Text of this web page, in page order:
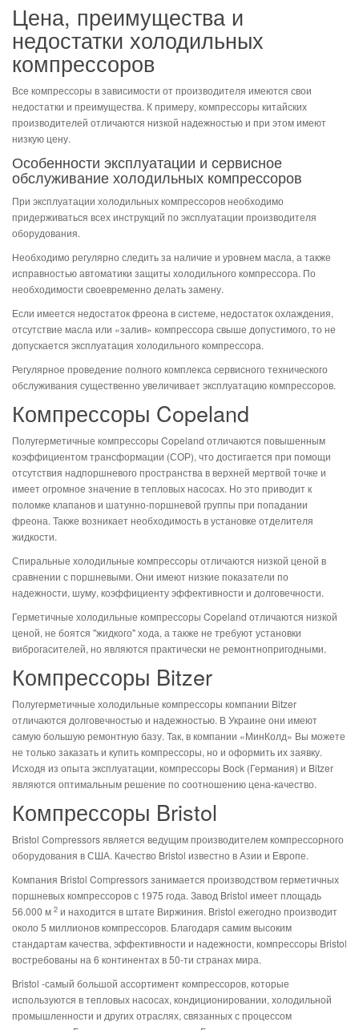
Цена, преимущества и
недостатки холодильных
компрессоров
Все компрессоры в зависимости от производителя имеются свои
недостатки и преимущества. К примеру, компрессоры китайских
производителей отличаются низкой надежностью и при этом имеют
низкую цену.
Особенности эксплуатации и сервисное
обслуживание холодильных компрессоров
При эксплуатации холодильных компрессоров необходимо
придерживаться всех инструкций по эксплуатации производителя
оборудования.
Необходимо регулярно следить за наличие и уровнем масла, а также
исправностью автоматики защиты холодильного компрессора. По
необходимости своевременно делать замену.
Если имеется недостаток фреона в системе, недостаток охлаждения,
отсутствие масла или «залив» компрессора свыше допустимого, то не
допускается эксплуатация холодильного компрессора.
Регулярное проведение полного комплекса сервисного технического
обслуживания существенно увеличивает эксплуатацию компрессоров.
Компрессоры Copeland
Полугерметичные компрессоры Copeland отличаются повышенным
коэффициентом трансформации (СОР), что достигается при помощи
отсутствия надпоршневого пространства в верхней мертвой точке и
имеет огромное значение в тепловых насосах. Но это приводит к
поломке клапанов и шатунно-поршневой группы при попадании
фреона. Также возникает необходимость в установке отделителя
жидкости.
Спиральные холодильные компрессоры отличаются низкой ценой в
сравнении с поршневыми. Они имеют низкие показатели по
надежности, шуму, коэффициенту эффективности и долговечности.
Герметичные холодильные компрессоры Copeland отличаются низкой
ценой, не боятся "жидкого" хода, а также не требуют установки
виброгасителей, но являются практически не ремонтнопригодными.
Компрессоры Bitzer
Полугерметичные холодильные компрессоры компании Bitzer
отличаются долговечностью и надежностью. В Украине они имеют
самую большую ремонтную базу. Так, в компании «МинКолд» Вы можете
не только заказать и купить компрессоры, но и оформить их заявку.
Исходя из опыта эксплуатации, компрессоры Bock (Германия) и Bitzer
являются оптимальным решение по соотношению цена-качество.
Компрессоры Bristol
Bristol Compressors является ведущим производителем компрессорного
оборудования в США. Качество Bristol известно в Азии и Европе.
Компания Bristol Compressors занимается производством герметичных
поршневых компрессоров с 1975 года. Завод Bristol имеет площадь
56.000 м 2 и находится в штате Виржиния. Bristol ежегодно производит
около 5 миллионов компрессоров. Благодаря самим высоким
стандартам качества, эффективности и надежности, компрессоры Bristol
востребованы на 6 континентах в 50-ти странах мира.
Bristol -самый большой ассортимент компрессоров, которые
используются в тепловых насосах, кондиционировании, холодильной
промышленности и других отраслях, связанных с процессом